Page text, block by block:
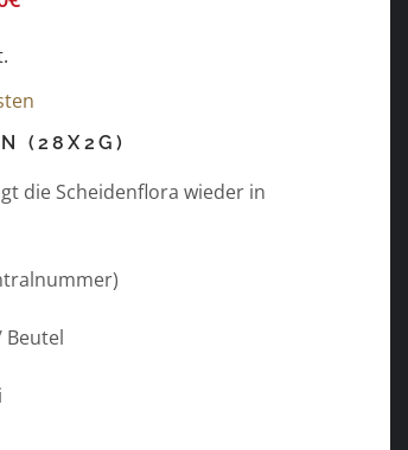
(28X2G)
die Scheidenflora wieder in
Beutel